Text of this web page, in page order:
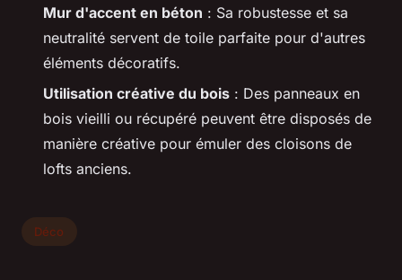
Mur d'accent en béton : Sa robustesse et sa
neutralité servent de toile parfaite pour d'autres
éléments décoratifs.
Utilisation créative du bois : Des panneaux en
bois vieilli ou récupéré peuvent être disposés de
manière créative pour émuler des cloisons de
lofts anciens.
Déco